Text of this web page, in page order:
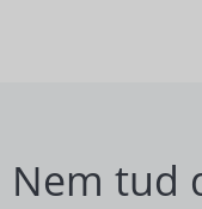
Nem tud